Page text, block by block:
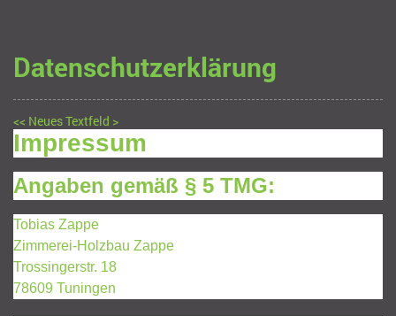
Datenschutzerklärung
<< Neues Textfeld >
Impressum
Angaben gemäß § 5 TMG:
Tobias Zappe
Zimmerei-Holzbau Zappe
Trossingerstr. 18
78609 Tuningen